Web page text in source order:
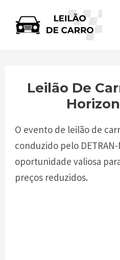
Leilão De
O evento de leilão de
conduzido pelo
oportunidade valiosa
preços reduzidos.